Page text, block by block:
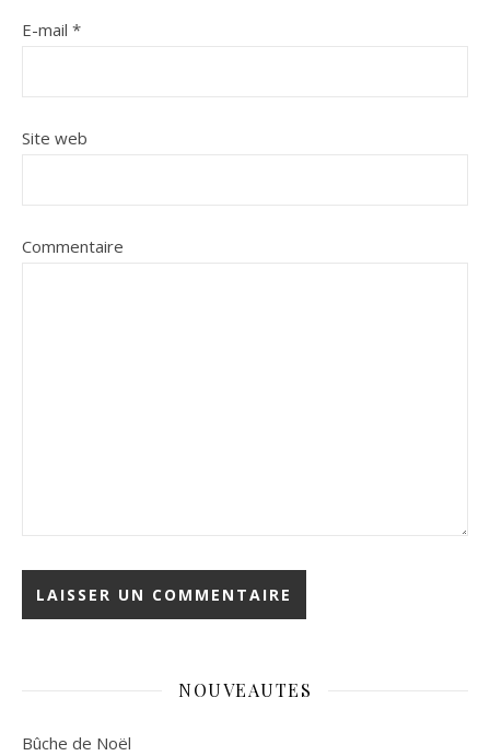
E-mail *
Site web
Commentaire
NOUVEAUTES
Bûche de Noël